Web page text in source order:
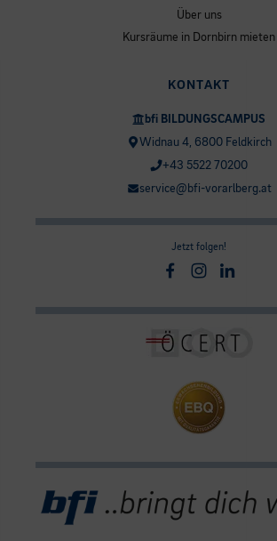
Über uns
Kursräume in Dornbirn mieten
KONTAKT
bfi BILDUNGSCAMPUS
Widnau 4, 6800 Feldkirch
+43 5522 70200
service@bfi-vorarlberg.at
Jetzt folgen!
Facebook
Instagram
Linkedin